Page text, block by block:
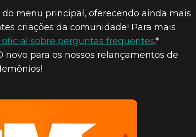
ADICIONAL
NOSSOS
menu principal, oferecendo ainda mais
criações da comunidade! Para mais
sobre perguntas frequentes.*
para os nossos relançamentos de